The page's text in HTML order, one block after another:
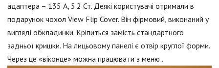
адаптера – 135 А, 5.2 Ст. Деякі користувачі отримали в
подарунок чохол View Flip Cover. Він фірмовий, виконаний у
вигляді обкладинки. Кріпиться замість стандартного
задньої кришки. На лицьовому панелі є отвір круглої форми.
Через це «віконце» можна працювати з меню .